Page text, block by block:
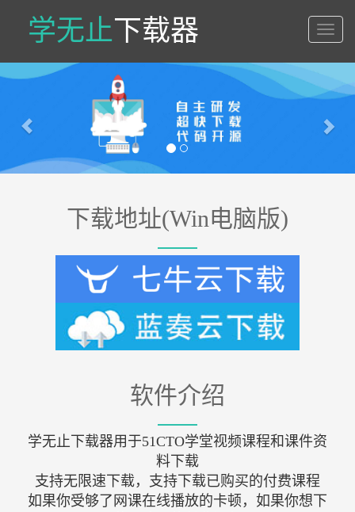
学无止下载器
学
无
止
载
Previous
下载地址(Win电脑版)
软件介绍
学无止下载器用于51CTO学堂视频课程和课件资
料下载
支持无限速下载，支持下载已购买的付费课程
如果你受够了网课在线播放的卡顿，如果你想下